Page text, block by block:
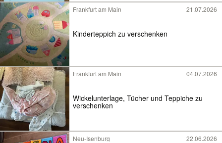
Frankfurt am Main 21.07.2026
Kinderteppich zu verschenken
Frankfurt am Main 04.07.2026
Wickelunterlage, Tücher und Teppiche zu
verschenken
Neu-Isenburg 22.06.2026